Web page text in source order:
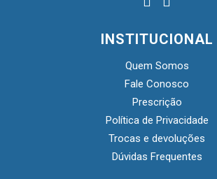
INSTITUCIONAL
Quem Somos
Fale Conosco
Prescrição
Política de Privacidade
Trocas e devoluções
Dúvidas Frequentes